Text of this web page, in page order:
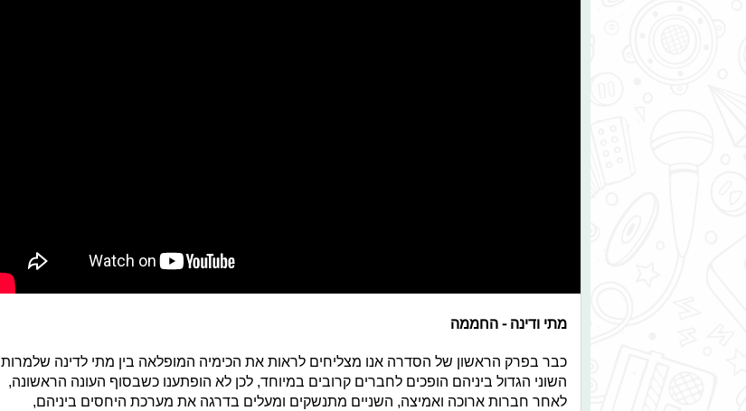
מתי ודינה - החממה
כבר בפרק הראשון של הסדרה אנו מצליחים לראות את הכימיה המופלאה בין מתי לדינה שלמרות
השוני הגדול ביניהם הופכים לחברים קרובים במיוחד, לכן לא הופתענו כשבסוף העונה הראשונה,
לאחר חברות ארוכה ואמיצה, השניים מתנשקים ומעלים בדרגה את מערכת היחסים ביניהם,